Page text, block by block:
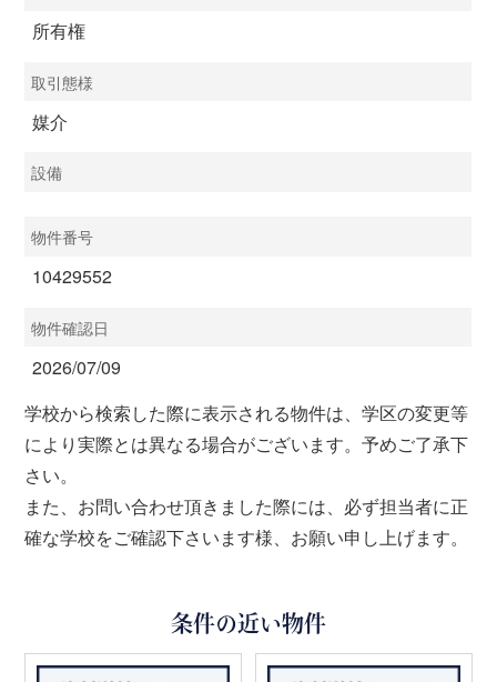
所有権
取引態様
媒介
設備
物件番号
10429552
物件確認日
2026/07/09
学校から検索した際に表示される物件は、学区の変更等
により実際とは異なる場合がございます。予めご了承下
さい。
また、お問い合わせ頂きました際には、必ず担当者に正
確な学校をご確認下さいます様、お願い申し上げます。
条件の近い物件